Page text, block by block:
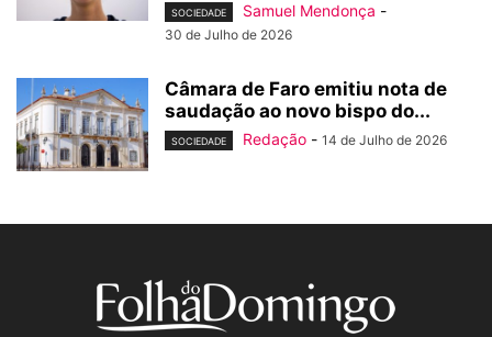
SOCIEDADE Samuel Mendonça -
30 de Julho de 2026
Câmara de Faro emitiu nota de
saudação ao novo bispo do...
SOCIEDADE Redação - 14 de Julho de 2026